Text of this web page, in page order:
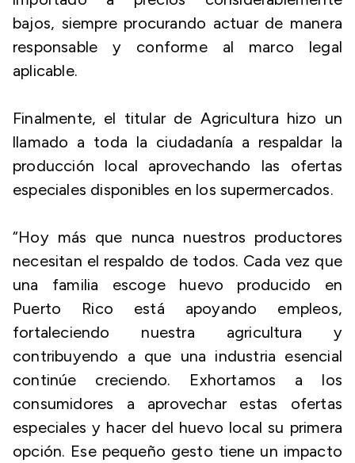
bajos, siempre procurando actuar de manera
responsable y conforme al marco legal
aplicable.
Finalmente, el titular de Agricultura hizo un
llamado a toda la ciudadanía a respaldar la
producción local aprovechando las ofertas
especiales disponibles en los supermercados.
“Hoy más que nunca nuestros productores
necesitan el respaldo de todos. Cada vez que
una familia escoge huevo producido en
Puerto Rico está apoyando empleos,
fortaleciendo nuestra agricultura y
contribuyendo a que una industria esencial
continúe creciendo. Exhortamos a los
consumidores a aprovechar estas ofertas
especiales y hacer del huevo local su primera
opción. Ese pequeño gesto tiene un impacto